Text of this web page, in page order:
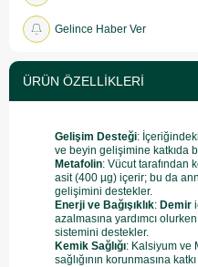
Gelince Haber Ver
ÜRÜN ÖZELLIKLERI
Gelişim Desteği:
ve beyin gelişimine katkıda
Metafolin: Vücut tarafından
asit (400 µg) içerir; bu da
gelişimini destekler.
Enerji ve Bağışıklık: Demir
azalmasına yardımcı
sistemini destekler.
Kemik Sağlığı: Kalsiyum ve
sağlığının korunmasına